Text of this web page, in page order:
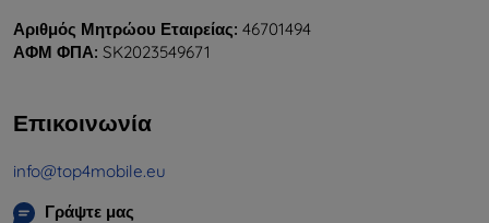
Αριθμός Μητρώου Εταιρείας: 46701494
ΑΦΜ ΦΠΑ: SK2023549671
Επικοινωνία
info@top4mobile.eu
Γράψτε μας